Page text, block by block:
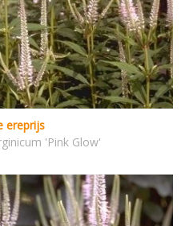
ereprijs
'Pink Glow'